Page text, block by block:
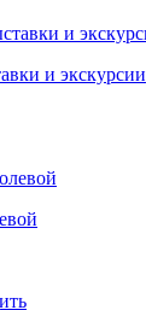
и экскурсии